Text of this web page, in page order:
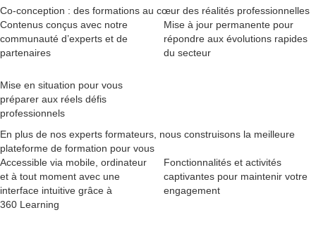
Co-conception : des formations au cœur des réalités professionnelles
Contenus conçus avec notre
communauté d’experts et de
partenaires
Mise à jour permanente pour
répondre aux évolutions rapides
du secteur
Mise en situation pour vous
préparer aux réels défis
professionnels
En plus de nos experts formateurs, nous construisons la meilleure
plateforme de formation pour vous
Accessible via mobile, ordinateur
et à tout moment avec une
interface intuitive grâce à
360 Learning
Fonctionnalités et activités
captivantes pour maintenir votre
engagement